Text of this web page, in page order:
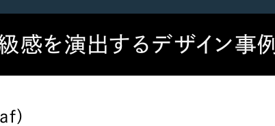
感を演出するデザイン事例
）